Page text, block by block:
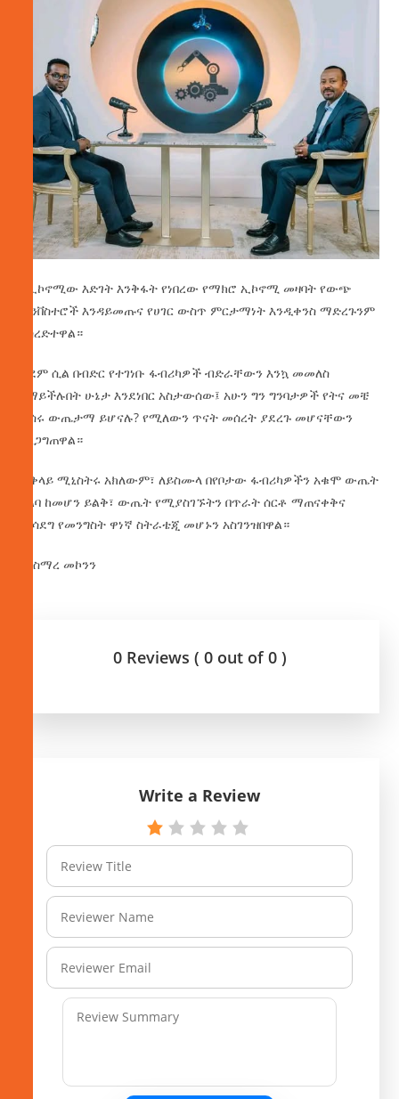
ለኢኮኖሚው እድገት እንቅፋት የነበረው የማክሮ ኢኮኖሚ መዛባት የውጭ
ኢንቨስተሮች እንዳይመጡና የሀገር ውስጥ ምርታማነት እንዲቀንስ ማድረጉንም
አስረድተዋል።
ቀደም ሲል በብድር የተገነቡ ፋብሪካዎች ብድራቸውን እንኳ መመለስ
የማይችሉበት ሁኔታ እንደነበር አስታውሰው፤ አሁን ግን ግንባታዎች የትና መቼ
ቢሰሩ ውጤታማ ይሆናሉ? የሚለውን ጥናት መሰረት ያደረጉ መሆናቸውን
አረጋግጠዋል።
ጠቅላይ ሚኒስትሩ አክለውም፣ ለይስሙላ በየቦታው ፋብሪካዎችን አቁሞ ውጤት
አልባ ከመሆን ይልቅ፣ ውጤት የሚያስገኙትን በጥራት ሰርቶ ማጠናቀቅና
ማሳደግ የመንግስት ዋነኛ ስትራቴጂ መሆኑን አስገንዝበዋል።
በአስማረ መኮንን
0 Reviews ( 0 out of 0 )
Write a Review